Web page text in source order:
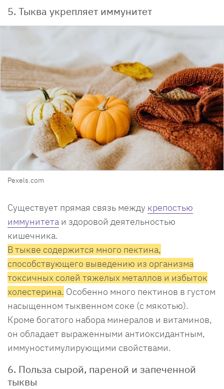
5. Тыква укрепляет иммунитет
Pexels.com
Существует прямая связь между крепостью
иммунитета и здоровой деятельностью
кишечника.
В тыкве содержится много пектина,
способствующего выведению из организма
токсичных солей тяжелых металлов и избыток
холестерина. Особенно много пектинов в густом
насыщенном тыквенном соке (с мякотью).
Кроме богатого набора минералов и витаминов,
он обладает выраженными антиоксидантным,
иммуностимулирующими свойствами.
6. Польза сырой, пареной и запеченной
тыквы